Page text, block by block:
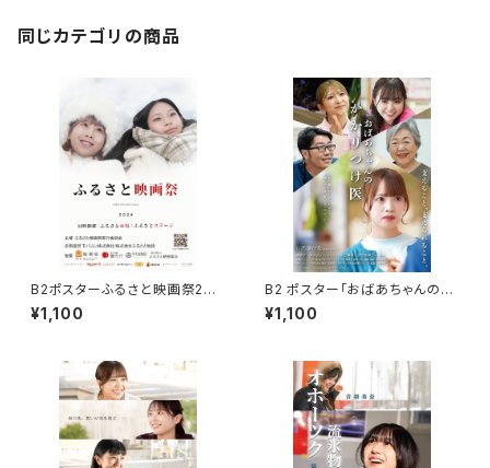
同じカテゴリの商品
B2ポスターふるさと映画祭202
4
¥1,100
B2 ポスター「おばあちゃんのか
かりつけ医」
¥1,100